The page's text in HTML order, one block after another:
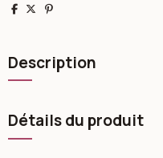
Partager
TweetPinterest
Description
Détails du produit